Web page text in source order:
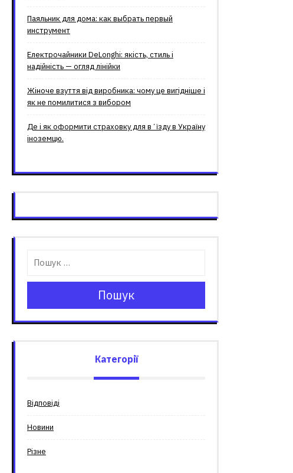
Паяльник для дома: как выбрать первый
инструмент
Електрочайники DeLonghi: якість, стиль і
надійність — огляд лінійки
Жіноче взуття від виробника: чому це вигідніше і
як не помилитися з вибором
Де і як оформити страховку для вʼїзду в Україну
іноземцю.
Пошук
Категорії
Відповіді
Новини
Різне